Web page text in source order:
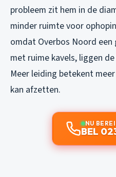
probleem zit hem in de
minder ruimte voor
omdat Overbos Noord
met ruime kavels, liggen
Meer leiding betekent
kan afzetten.
NU
BEL